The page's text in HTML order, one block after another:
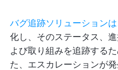
バグ追跡ソリューションは
化し、そのステータス、
よび取り組みを追跡する
た、エスカレーションが